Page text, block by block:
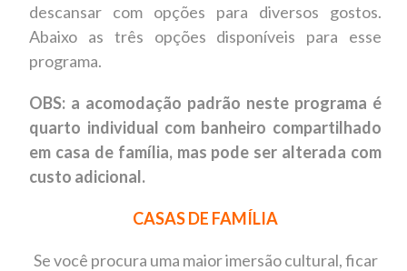
descansar com opções para diversos gostos.
Abaixo as três opções disponíveis para esse
programa.
OBS: a acomodação padrão neste programa é
quarto individual com banheiro compartilhado
em casa de família, mas pode ser alterada com
custo adicional.
CASAS DE FAMÍLIA
Se você procura uma maior imersão cultural, ficar